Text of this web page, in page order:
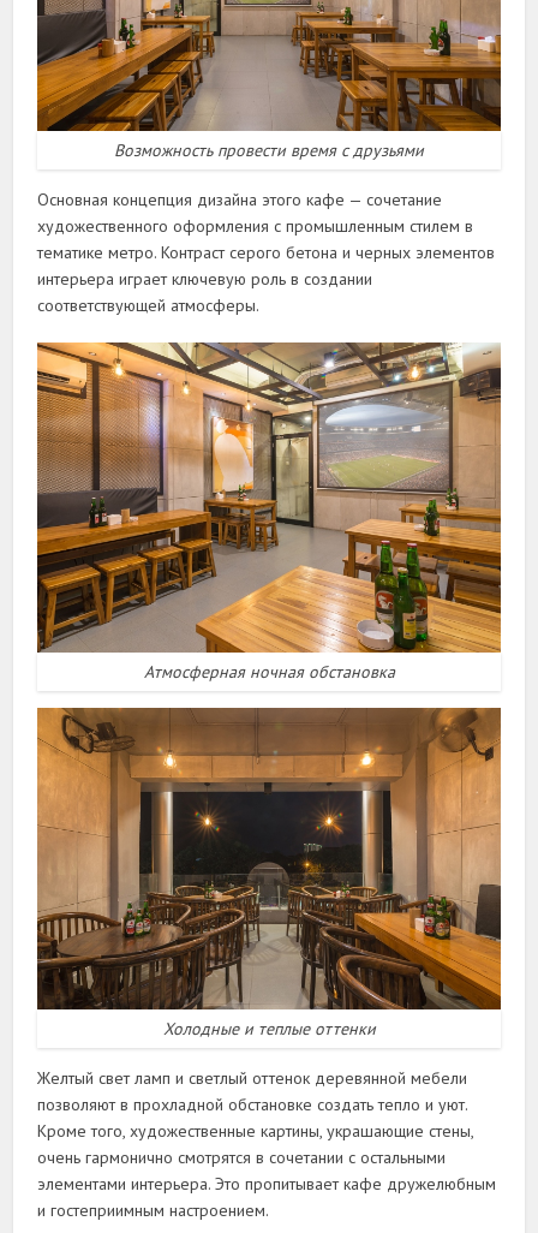
Возможность провести время с друзьями
Основная концепция дизайна этого кафе — сочетание
художественного оформления с промышленным стилем в
тематике метро. Контраст серого бетона и черных элементов
интерьера играет ключевую роль в создании
соответствующей атмосферы.
Атмосферная ночная обстановка
Холодные и теплые оттенки
Желтый свет ламп и светлый оттенок деревянной мебели
позволяют в прохладной обстановке создать тепло и уют.
Кроме того, художественные картины, украшающие стены,
очень гармонично смотрятся в сочетании с остальными
элементами интерьера. Это пропитывает кафе дружелюбным
и гостеприимным настроением.